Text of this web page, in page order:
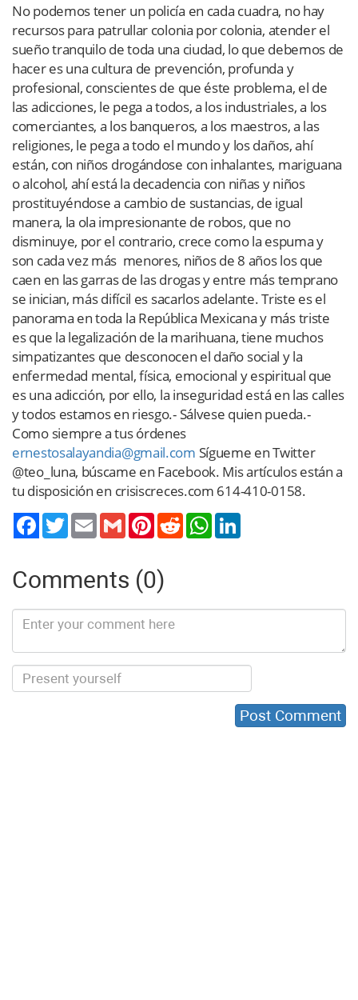
No podemos tener un policía en cada cuadra, no hay
recursos para patrullar colonia por colonia, atender el
sueño tranquilo de toda una ciudad, lo que debemos de
hacer es una cultura de prevención, profunda y
profesional, conscientes de que éste problema, el de
las adicciones, le pega a todos, a los industriales, a los
comerciantes, a los banqueros, a los maestros, a las
religiones, le pega a todo el mundo y los daños, ahí
están, con niños drogándose con inhalantes, mariguana
o alcohol, ahí está la decadencia con niñas y niños
prostituyéndose a cambio de sustancias, de igual
manera, la ola impresionante de robos, que no
disminuye, por el contrario, crece como la espuma y
son cada vez más menores, niños de 8 años los que
caen en las garras de las drogas y entre más temprano
se inician, más difícil es sacarlos adelante. Triste es el
panorama en toda la República Mexicana y más triste
es que la legalización de la marihuana, tiene muchos
simpatizantes que desconocen el daño social y la
enfermedad mental, física, emocional y espiritual que
es una adicción, por ello, la inseguridad está en las calles
y todos estamos en riesgo.- Sálvese quien pueda.-
Como siempre a tus órdenes
ernestosalayandia@gmail.com Sígueme en Twitter
@teo_luna, búscame en Facebook. Mis artículos están a
tu disposición en crisiscreces.com 614-410-0158.
TwitterEmail Gmail PinterestReddit WhatsApp
Comments (0)